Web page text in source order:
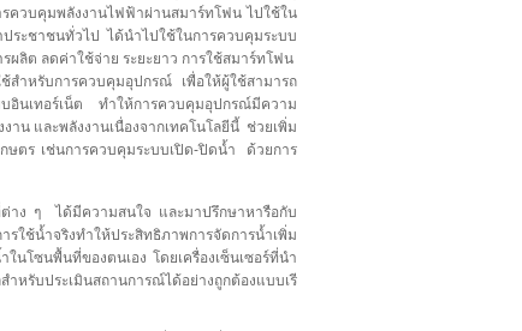
ควบคุมพลังงานไฟฟ้าผ่านสมาร์ทโฟน ไปใช้ใน
ะชาชนทั่วไป ได้นำไปใช้ในการควบคุมระบบ
ลิต ลดค่าใช้จ่าย ระยะยาว การใช้สมาร์ทโฟน
ำหรับการควบคุมอุปกรณ์ เพื่อให้ผู้ใช้สามารถ
อินเทอร์เน็ต ทำให้การควบคุมอุปกรณ์มีความ
น และพลังงานเนื่องจากเทคโนโลยีนี้ ช่วยเพิ่ม
ษตร เช่นการควบคุมระบบเปิด-ปิดน้ำ ด้วยการ
ง ๆ ได้มีความสนใจ และมาปรึกษาหารือกับ
ใช้น้ำจริงทำให้ประสิทธิภาพการจัดการน้ำเพิ่ม
นโซนพื้นที่ของตนเอง โดยเครื่องเซ็นเซอร์ที่นำ
รับประเมินสถานการณ์ได้อย่างถูกต้องแบบเรี